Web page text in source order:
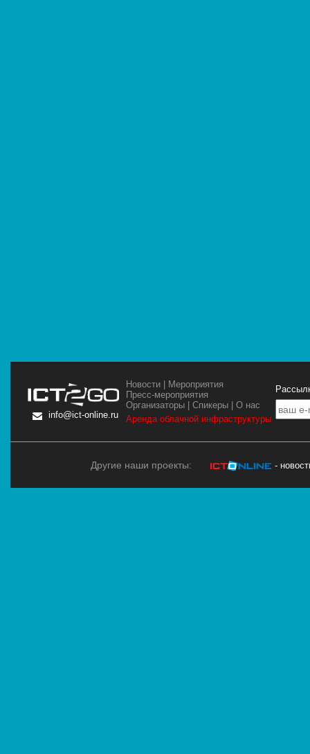
info@ict-online.ru
Новости
Мероприятия
Пресс-мероприятия
Организаторы |Спикеры |О нас
Аренда облачной инфраструктуры
Другие наши проекты: -